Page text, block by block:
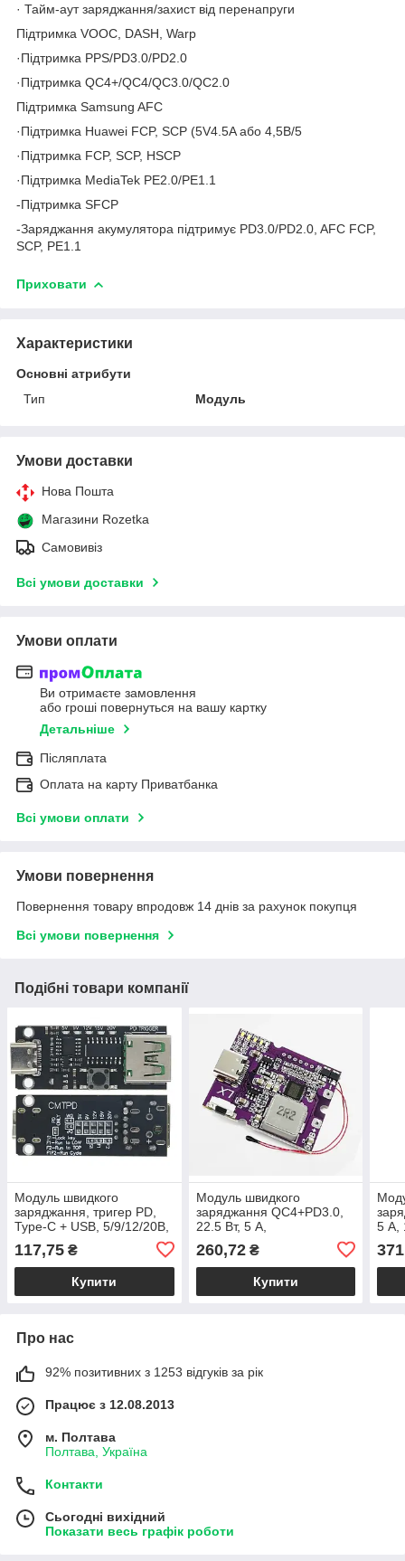
· Тайм-аут заряджання/захист від перенапруги
Підтримка VOOC, DASH, Warp
·Підтримка PPS/PD3.0/PD2.0
·Підтримка QC4+/QC4/QC3.0/QC2.0
Підтримка Samsung AFC
·Підтримка Huawei FCP, SCP (5V4.5A або 4,5В/5
·Підтримка FCP, SCP, HSCP
·Підтримка MediaTek PE2.0/PE1.1
-Підтримка SFCP
-Заряджання акумулятора підтримує PD3.0/PD2.0, AFC FCP,
SCP, PE1.1
Приховати
Характеристики
Основні атрибути
Тип
Модуль
Умови доставки
Нова Пошта
Магазини Rozetka
Самовивіз
Всі умови доставки
Умови оплати
Ви отримаєте замовлення
або гроші повернуться на вашу картку
Детальніше
Післяплата
Оплата на карту Приватбанка
Всі умови оплати
Умови повернення
Повернення товару впродовж 14 днів за рахунок покупця
Всі умови повернення
Подібні товари компанії
Модуль швидкого
заряджання, тригер PD,
Type-C + USB, 5/9/12/20В,
100 Вт, 5 А, PD3.0, PD2.0,
QC, FCP, AFC
117,75 ₴
Купити
Модуль швидкого
заряджання QC4+PD3.0,
22.5 Вт, 5 А,
QC4+/QC4/QC3.0/QC2.0,
Type-C
260,72₴
Купити
5 А,
Про нас
92% позитивних з 1253 відгуків за рік
Працює з 12.08.2013
м. Полтава
Полтава, Україна
Контакти
Сьогодні вихідний
Показати весь графік роботи